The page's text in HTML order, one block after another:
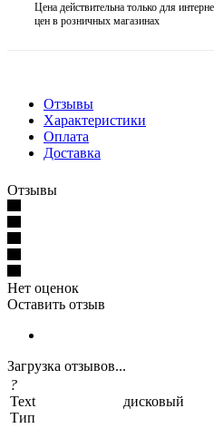
Цена действительна только для
цен в розничных магазинах
Отзывы
Характеристики
Оплата
Доставка
Отзывы
Нет оценок
Оставить отзыв
Загрузка отзывов...
?
Text
Тип
дисковый